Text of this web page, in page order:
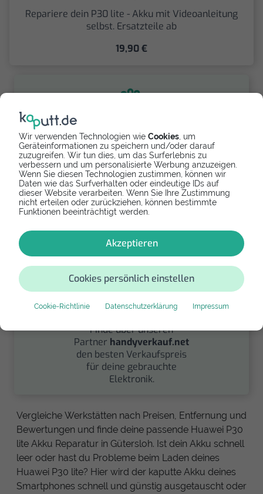
Wir verwenden Technologien wie Cookies , um
Geräteinformationen zu speichern und/oder darauf
zuzugreifen. Wir tun dies, um das Surferlebnis zu
verbessern und um personalisierte Werbung anzuzeigen.
Wenn Sie diesen Technologien zustimmen, können wir
Daten wie das Surfverhalten oder eindeutige IDs auf
dieser Website verarbeiten. Wenn Sie Ihre Zustimmung
nicht erteilen oder zurückziehen, können bestimmte
Funktionen beeinträchtigt werden.
Akzeptieren
Cookies persönlich einstellen
Cookie-Richtlinie Datenschutzerklärung Impressum
Repariere dein P30 lite - Akku mit Videoanleitung
selbst. Ersatzteile ab
19,90 €
Spenden
Spende Dein Gerät über
handysfuerdieumwelt.de
für einen guten Zweck.
Verkaufen
Finde über unseren
Partner handyverkauf.net
den besten Verkaufspreis
für deine gebrauchte
Elektronik.
Vergleiche Werkstätten nach Preisen, Entfernung und
Bewertungen und finde deine passende Huawei P30
lite Akku Reparatur in Gütersloh. Ist dein Akku schnell
leer oder hast du Probleme beim Laden deines
Huawei P30 lite? Hier wird der kaputte Akku deines
Smartphones schnell und günstig ausgetauscht oder